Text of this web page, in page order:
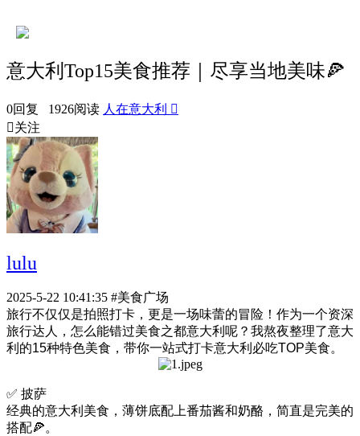
意大利Top15美食推荐｜尽享当地美味🍕
0回复 1926阅读 人在意大利 
关注
lulu
2025-5-22 10:41:35 #美食广场
旅行不仅仅是拍照打卡，更是一场味蕾的冒险！作为一个资深
旅行达人，怎么能错过美食之都意大利呢？我熬夜整理了意大
利的15种特色美食，带你一站式打卡意大利必吃TOP美食。
✅ 披萨
经典的意大利美食，薄饼底配上番茄酱和奶酪，简直是完美的
搭配🍕。